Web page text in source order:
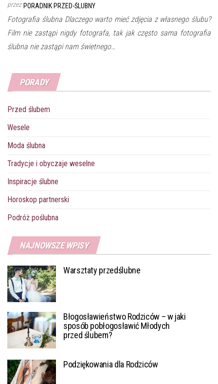
przez PORADNIK PRZED-ŚLUBNY
Fotografia ślubna Dlaczego warto mieć zdjęcia z własnego ślubu?
Film nie zastąpi nigdy fotografa, tak jak często sama fotografia
ślubna nie zastąpi nam świetnego…
PORADY
Przed ślubem
Wesele
Moda ślubna
Tradycje i obyczaje weselne
Inspiracje ślubne
Horoskop partnerski
Podróż poślubna
NAJNOWSZE WPISY
Warsztaty przedślubne
Błogosławieństwo Rodziców – w jaki
sposób pobłogosławić Młodych
przed ślubem?
Podziękowania dla Rodziców